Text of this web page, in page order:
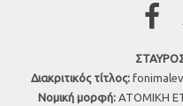
Διακριτικός τίτλος:
Νομική μορφή: ΑΤΟΜΙΚΗ